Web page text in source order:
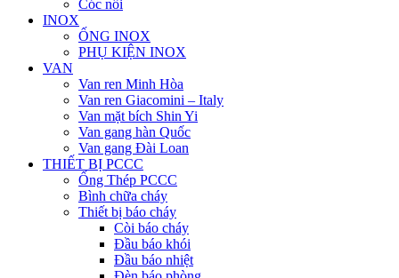
Cóc nối
INOX
ỐNG INOX
PHỤ KIỆN INOX
VAN
Van ren Minh Hòa
Van ren Giacomini – Italy
Van mặt bích Shin Yi
Van gang hàn Quốc
Van gang Đài Loan
THIẾT BỊ PCCC
Ống Thép PCCC
Bình chữa cháy
Thiết bị báo cháy
Còi báo cháy
Đầu báo khói
Đầu báo nhiệt